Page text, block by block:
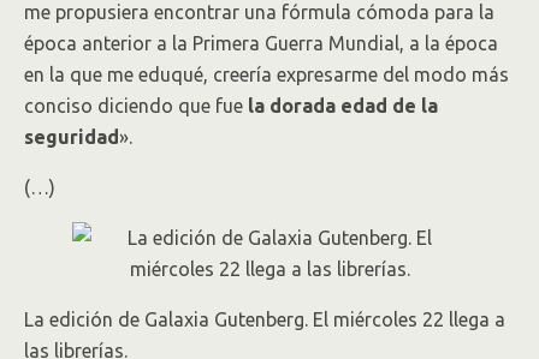
me propusiera encontrar una fórmula cómoda para la
época anterior a la Primera Guerra Mundial, a la época
en la que me eduqué, creería expresarme del modo más
conciso diciendo que fue la dorada edad de la
seguridad».
(…)
La edición de Galaxia Gutenberg. El miércoles 22 llega a
las librerías.